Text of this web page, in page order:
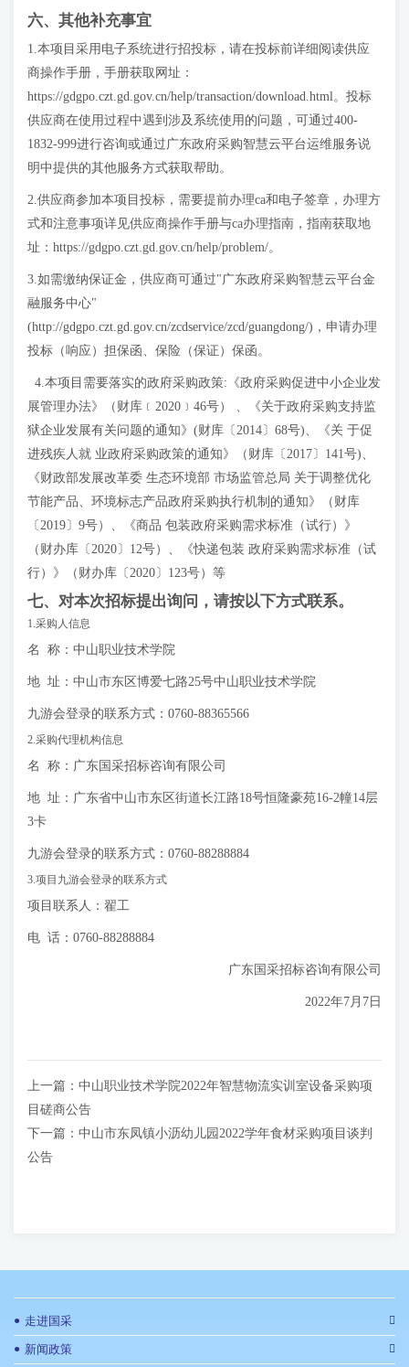
六、其他补充事宜
1.本项目采用电子系统进行招投标，请在投标前详细阅读供应
商操作手册，手册获取网址：
https://gdgpo.czt.gd.gov.cn/help/transaction/download.html。投标
供应商在使用过程中遇到涉及系统使用的问题，可通过400-
1832-999进行咨询或通过广东政府采购智慧云平台运维服务说
明中提供的其他服务方式获取帮助。
2.供应商参加本项目投标，需要提前办理ca和电子签章，办理方
式和注意事项详见供应商操作手册与ca办理指南，指南获取地
址：https://gdgpo.czt.gd.gov.cn/help/problem/。
3.如需缴纳保证金，供应商可通过"广东政府采购智慧云平台金
融服务中心"
(http://gdgpo.czt.gd.gov.cn/zcdservice/zcd/guangdong/)，申请办理
投标（响应）担保函、保险（保证）保函。
4.本项目需要落实的政府采购政策:《政府采购促进中小企业发
展管理办法》（财库﹝2020﹞46号） 、《关于政府采购支持监
狱企业发展有关问题的通知》(财库〔2014〕68号)、《关 于促
进残疾人就 业政府采购政策的通知》（财库〔2017〕141号)、
《财政部发展改革委 生态环境部 市场监管总局 关于调整优化
节能产品、环境标志产品政府采购执行机制的通知》（财库
〔2019〕9号）、《商品 包装政府采购需求标准（试行）》
（财办库〔2020〕12号）、《快递包装 政府采购需求标准（试
行）》（财办库〔2020〕123号）等
七、对本次招标提出询问，请按以下方式联系。
1.采购人信息
名 称：中山职业技术学院
地 址：中山市东区博爱七路25号中山职业技术学院
九游会登录的联系方式：0760-88365566
2.采购代理机构信息
名 称：广东国采招标咨询有限公司
地 址：广东省中山市东区街道长江路18号恒隆豪苑16-2幢14层
3卡
九游会登录的联系方式：0760-88288884
3.项目九游会登录的联系方式
项目联系人：翟工
电 话：0760-88288884
广东国采招标咨询有限公司
2022年7月7日
上一篇： 中山职业技术学院2022年智慧物流实训室设备采购项
目磋商公告
下一篇： 中山市东凤镇小沥幼儿园2022学年食材采购项目谈判
公告
● 走进国采
● 新闻政策